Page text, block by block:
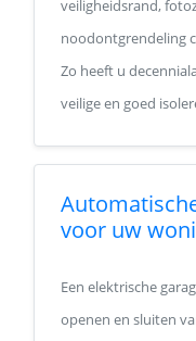
veiligheidsrand,
noodontgrendeling
Zo heeft u
veilige en goed
voor uw
Een elektrische
openen en sluiten